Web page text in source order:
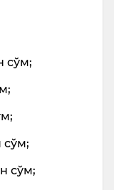
сўм;
сўм;
сўм;